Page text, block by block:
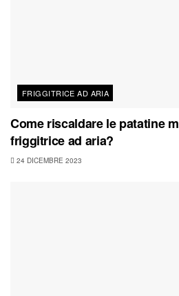
FRIGGITRICE AD ARIA
Come riscaldare le patatine
friggitrice ad aria?
24 DICEMBRE 2023